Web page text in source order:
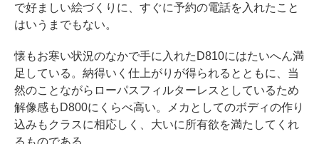
で好ましい絵づくりに、すぐに予約の電話を入れたこと
はいうまでもない。
懐もお寒い状況のなかで手に入れたD810にはたいへん満
足している。納得いく仕上がりが得られるとともに、当
然のことながらローパスフィルターレスとしているため
解像感もD800にくらべ高い。メカとしてのボディの作り
込みもクラスに相応しく、大いに所有欲を満たしてくれ
るものである。